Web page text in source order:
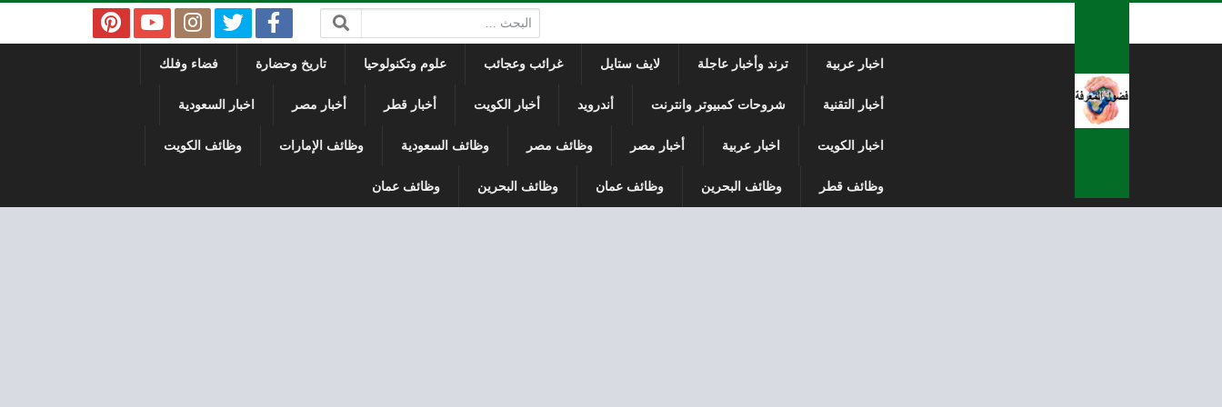
البحث:
اخبار عربية ترند وأخبار عاجلة لايف ستايل غرائب وعجائب علوم وتكنولوحيا تاريخ وحضارة فضاء وفلك
أخبار التقنية شروحات كمبيوتر وانترنت أندرويد أخبار الكويت أخبار قطر أخبار مصر اخبار السعودية
اخبار الكويت اخبار عربية أخبار مصر وظائف مصر وظائف السعودية وظائف الإمارات وظائف الكويت
وظائف قطر وظائف البحرين وظائف عمان وظائف البحرين وظائف عمان